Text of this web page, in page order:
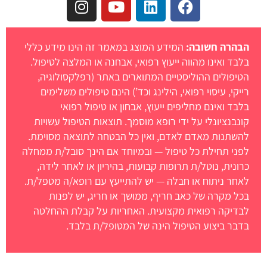
a
c
e
b
o
o
k
i
n
k
e
d
i
n
o
u
t
u
b
e
n
s
t
a
g
r
a
m
הבהרה חשובה: המידע המוצג במאמר זה הינו מידע כללי
בלבד ואינו מהווה ייעוץ רפואי, אבחנה או המלצה לטיפול.
הטיפולים ההוליסטיים המתוארים באתר (רפלקסולוגיה,
רייקי, עיסוי רפואי, הילינג וכד’) הינם טיפולים משלימים
בלבד ואינם מחליפים ייעוץ, אבחון או טיפול רפואי
קונבנציונלי על ידי רופא מוסמך. תוצאות הטיפול עשויות
להשתנות מאדם לאדם, ואין כל הבטחה לתוצאה מסוימת.
לפני תחילת כל טיפול — ובמיוחד אם הינך סובל/ת ממחלה
כרונית, נוטל/ת תרופות קבועות, בהיריון או לאחר לידה,
לאחר ניתוח או חבלה — יש להתייעץ עם רופא/ה מטפל/ת.
בכל מקרה של כאב חריף, ממושך או חריג, יש לפנות
לבדיקה רפואית מקצועית. האחריות על קבלת ההחלטה
בדבר ביצוע הטיפול הינה של המטופל/ת בלבד.